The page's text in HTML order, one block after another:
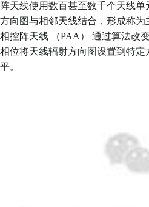
阵天线使用数百甚至数千个天线单
方向图与相邻天线结合，形成称为
相控阵天线 （PAA） 通过算法改
相位将天线辐射方向图设置到 特定
平。